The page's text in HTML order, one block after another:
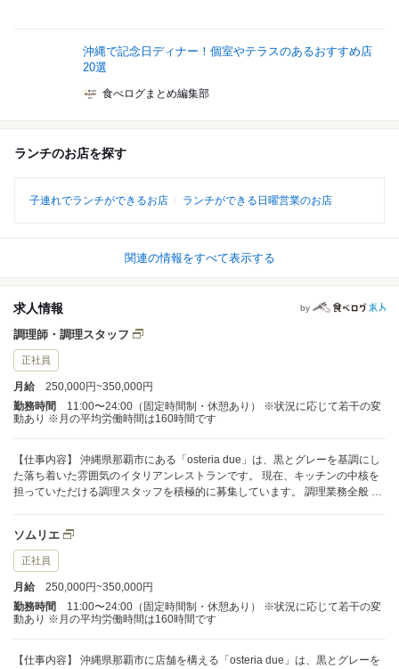
沖縄で記念日ディナー！個室やテラスのあるおすすめ店
20選
食べログまとめ編集部
ランチのお店を探す
子連れでランチができるお店 ランチができる日曜営業のお店
関連の情報をすべて表示する
求人情報 by
調理師・調理スタッフ
正社員
月給
250,000円~350,000円
勤務時間
11:00〜24:00（固定時間制・休憩あり） ※状況に応じて若干の変
動あり ※月の平均労働時間は160時間です
【仕事内容】 沖縄県那覇市にある「osteria due」は、黒とグレーを基調にし
た落ち着いた雰囲気のイタリアンレストランです。 現在、キッチンの中核を
担っていただける調理スタッフを積極的に募集しています。 調理業務全般 仕
に入ります。 技術力だけでなく、お客様との距離感や心配りなど、実践的な
接客スキルが自然と身につく点も特徴です。 料理と空間の両面から、満足度
の高い時間を提供してください。 将来的には 経験を積んだ後は、キッチンの
中心メンバーとしてステップアップが可能です。 売上や原価の管理、シフト
作成、スタッフの指導や育成など、マネジメント業務にも挑戦していただき
ます。
ソムリエ
正社員
月給
250,000円~350,000円
勤務時間
11:00〜24:00（固定時間制・休憩あり） ※状況に応じて若干の変
動あり ※月の平均労働時間は160時間です
【仕事内容】 沖縄県那覇市に店舗を構える「osteria due」は、黒とグレーを